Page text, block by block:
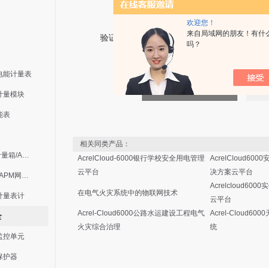
欢迎您！
来自局域网的朋友！有什
吗？
能计量表
量模块
表
ADF300计量箱/AEW无线计量
ACR系列/APM网络电力仪表
量表计
控单元
护器
验证码：
相关同类产品：
AcrelCloud-6000银行学校安全用电管理
云平台
AcrelCloud6000
决方案云平台
在电气火灾系统中的物联网技术
Acrelcloud6000
云平台
Acrel-Cloud6000公路水运建设工程电气
火灾综合治理
Acrel-Cloud6000
统